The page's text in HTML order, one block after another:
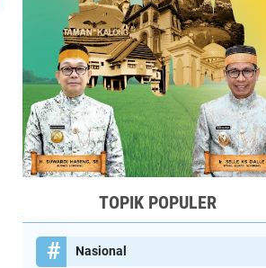
TOPIK POPULER
Nasional